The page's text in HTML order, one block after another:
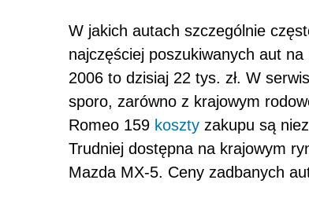
W jakich autach szczególnie
najczęściej poszukiwanych aut
2006 to dzisiaj 22 tys. zł. W
sporo, zarówno z krajowym
Romeo 159 koszty zakupu są
Trudniej dostępna na krajowym
Mazda MX-5. Ceny zadbanych